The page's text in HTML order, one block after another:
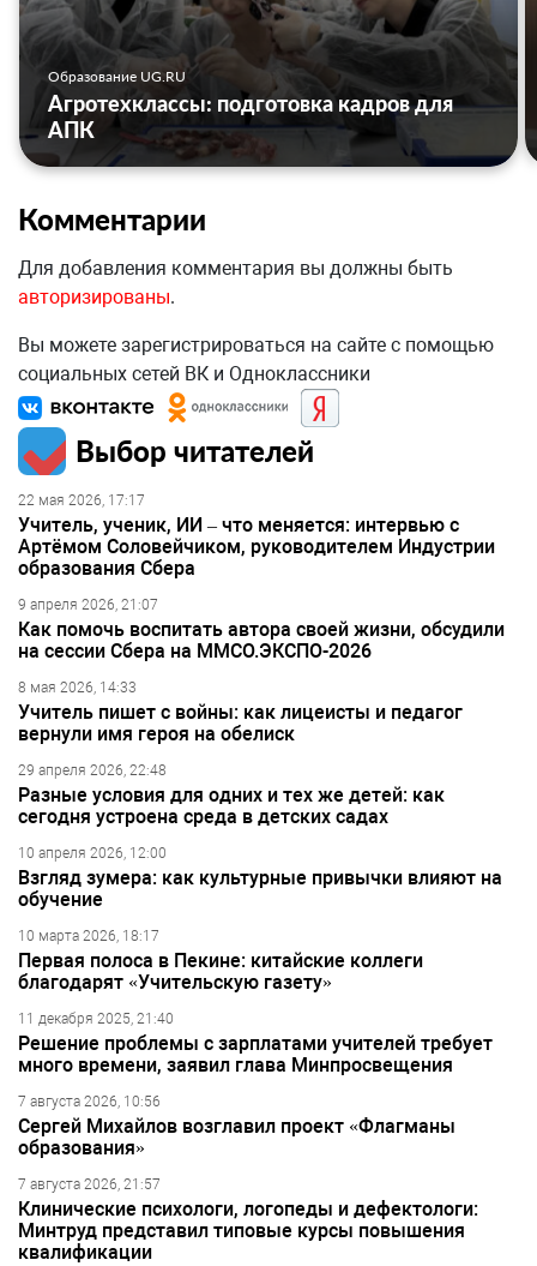
Образование UG.RU
Агротехклассы: подготовка кадров для
АПК
Комментарии
Для добавления комментария вы должны быть
авторизированы.
Вы можете зарегистрироваться на сайте с помощью
социальных сетей ВК и Одноклассники
Выбор читателей
22 мая 2026, 17:17
Учитель, ученик, ИИ – что меняется: интервью с
Артёмом Соловейчиком, руководителем Индустрии
образования Сбера
9 апреля 2026, 21:07
Как помочь воспитать автора своей жизни, обсудили
на сессии Сбера на ММСО.ЭКСПО-2026
8 мая 2026, 14:33
Учитель пишет с войны: как лицеисты и педагог
вернули имя героя на обелиск
29 апреля 2026, 22:48
Разные условия для одних и тех же детей: как
сегодня устроена среда в детских садах
10 апреля 2026, 12:00
Взгляд зумера: как культурные привычки влияют на
обучение
10 марта 2026, 18:17
Первая полоса в Пекине: китайские коллеги
благодарят «Учительскую газету»
11 декабря 2025, 21:40
Решение проблемы с зарплатами учителей требует
много времени, заявил глава Минпросвещения
7 августа 2026, 10:56
Сергей Михайлов возглавил проект «Флагманы
образования»
7 августа 2026, 21:57
Клинические психологи, логопеды и дефектологи:
Минтруд представил типовые курсы повышения
квалификации